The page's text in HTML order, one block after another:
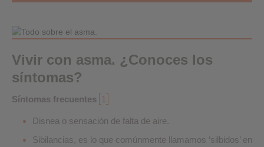
Vivir con asma. ¿Conoces los
síntomas?
Síntomas frecuentes 1
Disnea o sensación de falta de aire.
Sibilancias, es lo que comúnmente llamamos ‘silbidos’ en